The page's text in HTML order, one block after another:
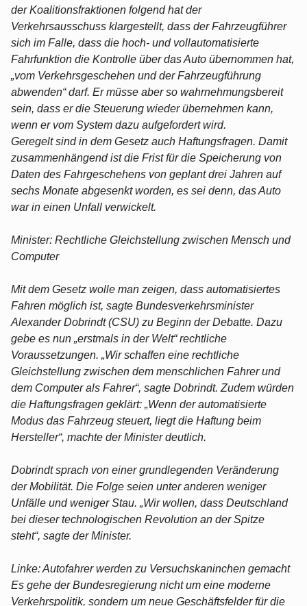
der Koalitionsfraktionen folgend hat der
Verkehrsausschuss klargestellt, dass der Fahrzeugführer
sich im Falle, dass die hoch- und vollautomatisierte
Fahrfunktion die Kontrolle über das Auto übernommen hat,
„vom Verkehrsgeschehen und der Fahrzeugführung
abwenden“ darf. Er müsse aber so wahrnehmungsbereit
sein, dass er die Steuerung wieder übernehmen kann,
wenn er vom System dazu aufgefordert wird.
Geregelt sind in dem Gesetz auch Haftungsfragen. Damit
zusammenhängend ist die Frist für die Speicherung von
Daten des Fahrgeschehens von geplant drei Jahren auf
sechs Monate abgesenkt worden, es sei denn, das Auto
war in einen Unfall verwickelt.
Minister: Rechtliche Gleichstellung zwischen Mensch und
Computer
Mit dem Gesetz wolle man zeigen, dass automatisiertes
Fahren möglich ist, sagte Bundesverkehrsminister
Alexander Dobrindt (CSU) zu Beginn der Debatte. Dazu
gebe es nun „erstmals in der Welt“ rechtliche
Voraussetzungen. „Wir schaffen eine rechtliche
Gleichstellung zwischen dem menschlichen Fahrer und
dem Computer als Fahrer“, sagte Dobrindt. Zudem würden
die Haftungsfragen geklärt: „Wenn der automatisierte
Modus das Fahrzeug steuert, liegt die Haftung beim
Hersteller“, machte der Minister deutlich.
Dobrindt sprach von einer grundlegenden Veränderung
der Mobilität. Die Folge seien unter anderen weniger
Unfälle und weniger Stau. „Wir wollen, dass Deutschland
bei dieser technologischen Revolution an der Spitze
steht“, sagte der Minister.
Linke: Autofahrer werden zu Versuchskaninchen gemacht
Es gehe der Bundesregierung nicht um eine moderne
Verkehrspolitik, sondern um neue Geschäftsfelder für die